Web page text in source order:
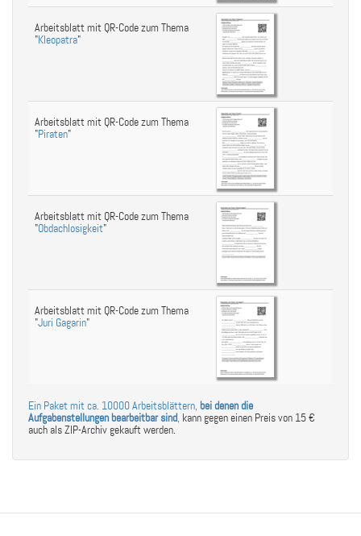
Arbeitsblatt mit QR-Code zum Thema
"Kleopatra"
Arbeitsblatt mit QR-Code zum Thema
"Piraten"
Arbeitsblatt mit QR-Code zum Thema
"Obdachlosigkeit"
Arbeitsblatt mit QR-Code zum Thema
"Juri Gagarin"
Ein Paket mit ca. 10000 Arbeitsblättern, bei denen die
Aufgabenstellungen bearbeitbar sind, kann gegen einen Preis von 15 €
auch als ZIP-Archiv gekauft werden.